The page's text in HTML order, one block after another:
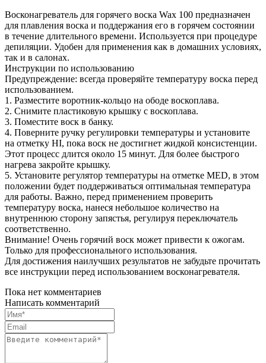
Восконагреватель для горячего воска Wax 100 предназначен
для плавления воска и поддержания его в горячем состоянии
в течение длительного времени. Используется при процедуре
депиляции. Удобен для применения как в домашних условиях,
так и в салонах.
Инструкции по использованию
Предупреждение: всегда проверяйте температуру воска перед
использованием.
1. Разместите воротник-кольцо на ободе воскоплава.
2. Снимите пластиковую крышку с воскоплава.
3. Поместите воск в банку.
4. Поверните ручку регулировки температуры и установите
на отметку HI, пока воск не достигнет жидкой консистенции.
Этот процесс длится около 15 минут. Для более быстрого
нагрева закройте крышку.
5. Установите регулятор температуры на отметке MED, в этом
положении будет поддерживаться оптимальная температура
для работы. Важно, перед применением проверить
температуру воска, нанеся небольшое количество на
внутреннюю сторону запястья, регулируя переключатель
соответственно.
Внимание! Очень горячий воск может привести к ожогам.
Только для профессионального использования.
Для достижения наилучших результатов не забудьте прочитать
все инструкции перед использованием восконагревателя.
Пока нет комментариев
Написать комментарий